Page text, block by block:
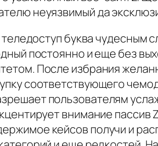
неуязвимый да
буква чудесным
постоянно и еще без
После избрания
соответствующего
пользователям
внимание пассив
кейсов получи и